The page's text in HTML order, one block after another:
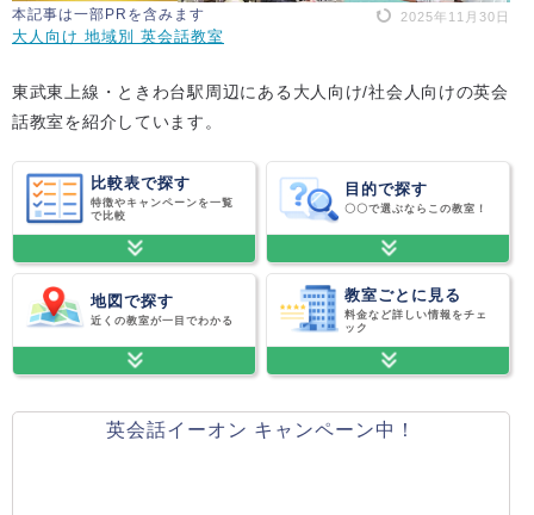
本記事は一部PRを含みます 2025年11月30日
大人向け 地域別 英会話教室
東武東上線・ときわ台駅周辺にある大人向け/社会人向けの英会
話教室を紹介しています。
比較表で探す
特徴やキャンペーンを一覧
で比較
目的で探す
〇〇で選ぶならこの教室！
地図で探す
近くの教室が一目でわかる
教室ごとに見る
料金など詳しい情報をチェ
ック
英会話イーオン キャンペーン中！